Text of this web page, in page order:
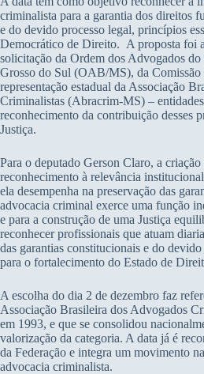
criminalista para a garantia dos direitos
e do devido processo legal, princípios
Democrático de Direito. A proposta foi
solicitação da Ordem dos Advogados
Grosso do Sul (OAB/MS), da
representação estadual da Associação
Criminalistas (Abracrim-MS) –
reconhecimento da contribuição desses
Justiça.
Para o deputado Gerson Claro, a criação
reconhecimento à relevância
ela desempenha na preservação das
advocacia criminal exerce uma função
e para a construção de uma Justiça
reconhecer profissionais que atuam
das garantias constitucionais e do
para o fortalecimento do Estado de
A escolha do dia 2 de dezembro faz
Associação Brasileira dos Advogados
em 1993, e que se consolidou
valorização da categoria. A data já é
da Federação e integra um movimento
advocacia criminalista.